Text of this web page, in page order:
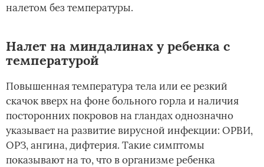
налетом без температуры.
Налет на миндалинах у ребенка с
температурой
Повышенная температура тела или ее резкий
скачок вверх на фоне больного горла и наличия
посторонних покровов на гландах однозначно
указывает на развитие вирусной инфекции: ОРВИ,
ОРЗ, ангина, дифтерия. Такие симптомы
показывают на то, что в организме ребенка